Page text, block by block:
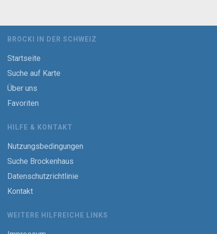
BROCKI IN DER SCHWEIZ
Startseite
Suche auf Karte
Über uns
Favoriten
HILFE & KONTAKT
Nutzungsbedingungen
Suche Brockenhaus
Datenschutzrichtlinie
Kontakt
WEITERE HILFREICHE LINKS